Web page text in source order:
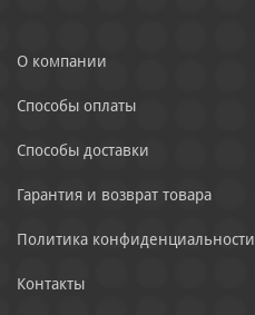
О компании
Способы оплаты
Способы доставки
Гарантия и возврат товара
Политика конфиденциальности
Контакты